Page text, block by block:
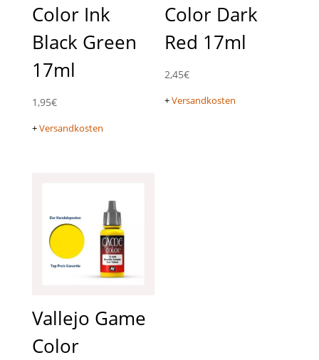
Color Ink
Black Green
17ml
1,95€
+Versandkosten
Color Dark
Red 17ml
2,45€
+Versandkosten
Vallejo Game
Color